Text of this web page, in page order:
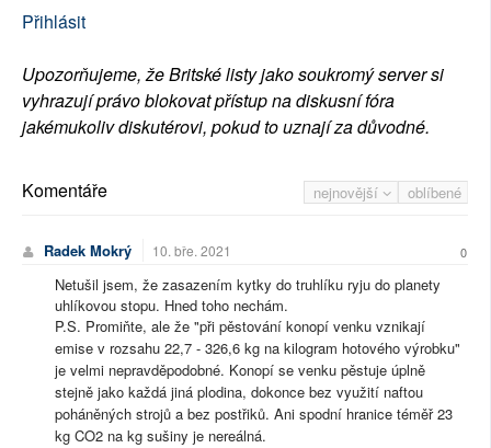
Přihlásit
Upozorňujeme, že Britské listy jako soukromý server si
vyhrazují právo blokovat přístup na diskusní fóra
jakémukoliv diskutérovi, pokud to uznají za důvodné.
nejnovější oblíbené
Komentáře
Radek Mokrý 10. bře. 2021 0
Netušil jsem, že zasazením kytky do truhlíku ryju do planety
uhlíkovou stopu. Hned toho nechám.
P.S. Promiňte, ale že "při pěstování konopí venku vznikají
emise v rozsahu 22,7 - 326,6 kg na kilogram hotového výrobku"
je velmi nepravděpodobné. Konopí se venku pěstuje úplně
stejně jako každá jiná plodina, dokonce bez využití naftou
poháněných strojů a bez postřiků. Ani spodní hranice téměř 23
kg CO2 na kg sušiny je nereálná.